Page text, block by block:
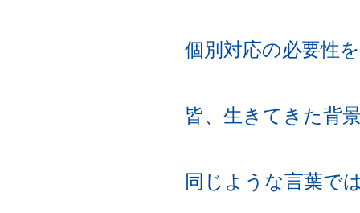
個別対応の必要性
皆、生きてきた背
同じような言葉で